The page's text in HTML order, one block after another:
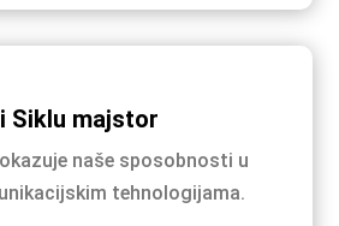
Siklu majstor
naše sposobnosti u
tehnologijama.